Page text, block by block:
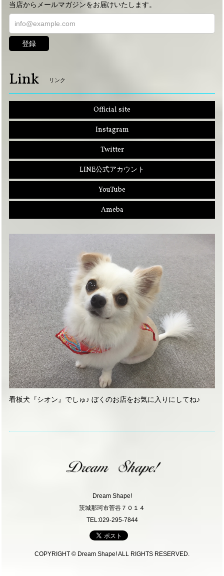
当店からメールマガジンをお届けいたします。
登録
Link リンク
Official site
Instagram
Twitter
LINE公式アカウント
YouTube
Ameba
看板犬『シオン』でしゅ♪ ぼくのお店をお気に入りにしてね♪
Dream Shape!
茨城那珂市菅谷７０１４
TEL:029-295-7844
COPYRIGHT © Dream Shape! ALL RIGHTS RESERVED.